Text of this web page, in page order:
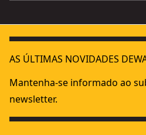
AS ÚLTIMAS NOVIDADES
Mantenha-se informado ao
newsletter.